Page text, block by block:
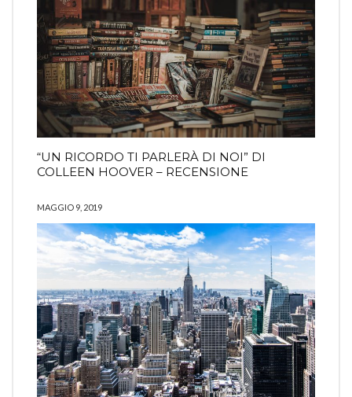
“UN RICORDO TI PARLERÀ DI NOI” DI
COLLEEN HOOVER – RECENSIONE
MAGGIO 9, 2019